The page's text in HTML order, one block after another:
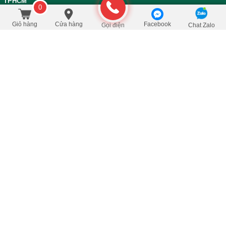
350.000 250.000 /Cái Đặt mua
TPHCM
0
Giỏ hàng Cửa hàng Gọi điện Facebook Chat Zalo